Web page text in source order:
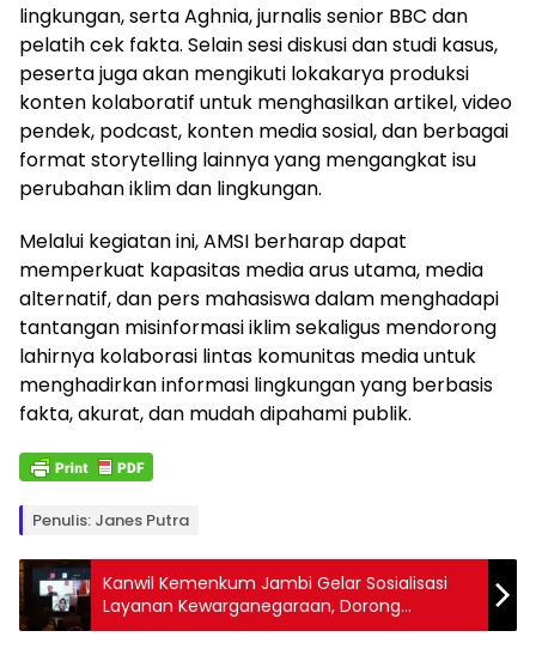
lingkungan, serta Aghnia, jurnalis senior BBC dan
pelatih cek fakta. Selain sesi diskusi dan studi kasus,
peserta juga akan mengikuti lokakarya produksi
konten kolaboratif untuk menghasilkan artikel, video
pendek, podcast, konten media sosial, dan berbagai
format storytelling lainnya yang mengangkat isu
perubahan iklim dan lingkungan.
Melalui kegiatan ini, AMSI berharap dapat
memperkuat kapasitas media arus utama, media
alternatif, dan pers mahasiswa dalam menghadapi
tantangan misinformasi iklim sekaligus mendorong
lahirnya kolaborasi lintas komunitas media untuk
menghadirkan informasi lingkungan yang berbasis
fakta, akurat, dan mudah dipahami publik.
Penulis: Janes Putra
Kanwil Kemenkum Jambi Gelar Sosialisasi
Layanan Kewarganegaraan, Dorong
Kepastian Hukum bagi Masyarakat